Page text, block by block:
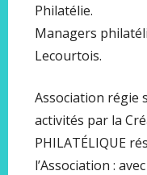
Philatélie.
Managers
Lecourtois.
Association régie
activités par la
PHILATÉLIQUE
l’Association :